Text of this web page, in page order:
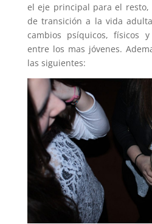
el eje principal para el resto,
de transición a la vida
cambios psíquicos, físicos
entre los mas jóvenes.
las siguientes: